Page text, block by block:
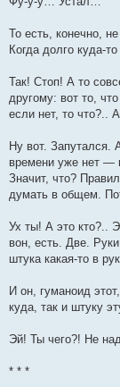
То есть, конечно,
Когда долго куда-
Так! Стоп! А то
другому: вот то,
если нет, то
Ну вот. Запутался.
времени уже нет —
Значит, что?
думать в общем.
Ух ты! А это кто?..
вон, есть. Две.
штука какая-то в
И он, гуманоид
куда, так и штуку
Эй! Ты чего?! Не
* * *